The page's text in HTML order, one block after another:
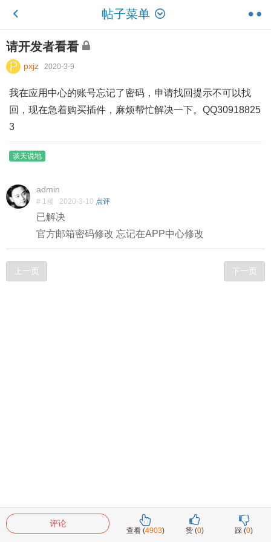
帖子菜单
请开发者看看
pxjz 2020-3-9
我在应用中心的账号忘记了密码，申请找回提示不可以找
回，现在急着购买插件，麻烦帮忙解决一下。QQ30918825
3
谈天说地
admin
# 1楼 2020-3-10 点评
已解决
官方邮箱密码修改 忘记在APP中心修改
上一页 下一页
评论
踩 (0)
赞 (0)
查看 (4903)